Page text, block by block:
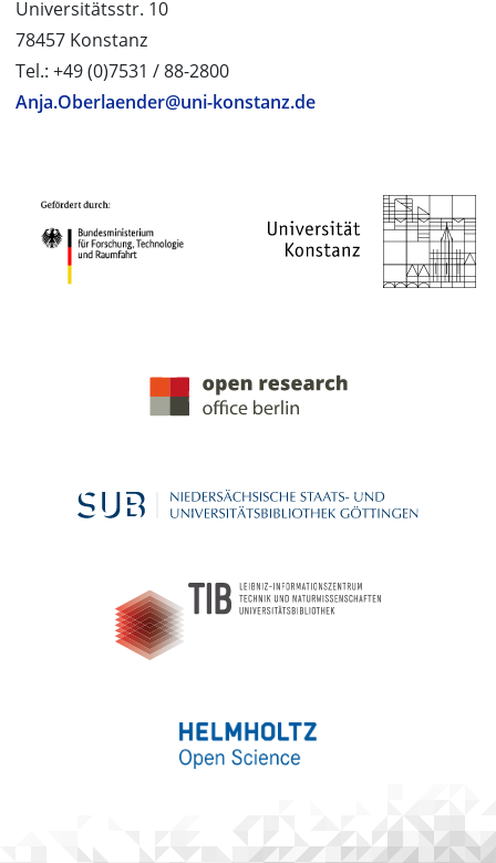
Universitätsstr. 10
78457 Konstanz
Tel.: +49 (0)7531 / 88-2800
Anja.Oberlaender@uni-konstanz.de